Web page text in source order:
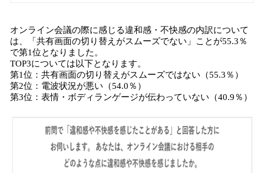
オンライン会議の際に感じる違和感・不快感の内訳について
は、「共有画面の切り替えがスムーズでない」ことが55.3％
で第1位となりました。
TOP3については以下となります。
第1位：共有画面の切り替えがスムーズではない（55.3％）
第2位：電波状況が悪い（54.0％）
第3位：表情・ボディランゲージが伝わっていない（40.9％）